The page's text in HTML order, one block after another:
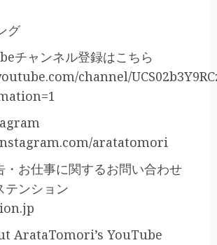
グ
チャンネル登録はこちら
channel/
aratatomori
お仕事に関するお問い合わせ
テンション
ArataTomori’s YouTube